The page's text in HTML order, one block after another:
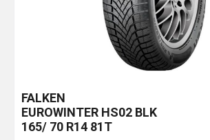
FALKEN
EUROWINTER HS02 BLK
165/ 70 R14 81T